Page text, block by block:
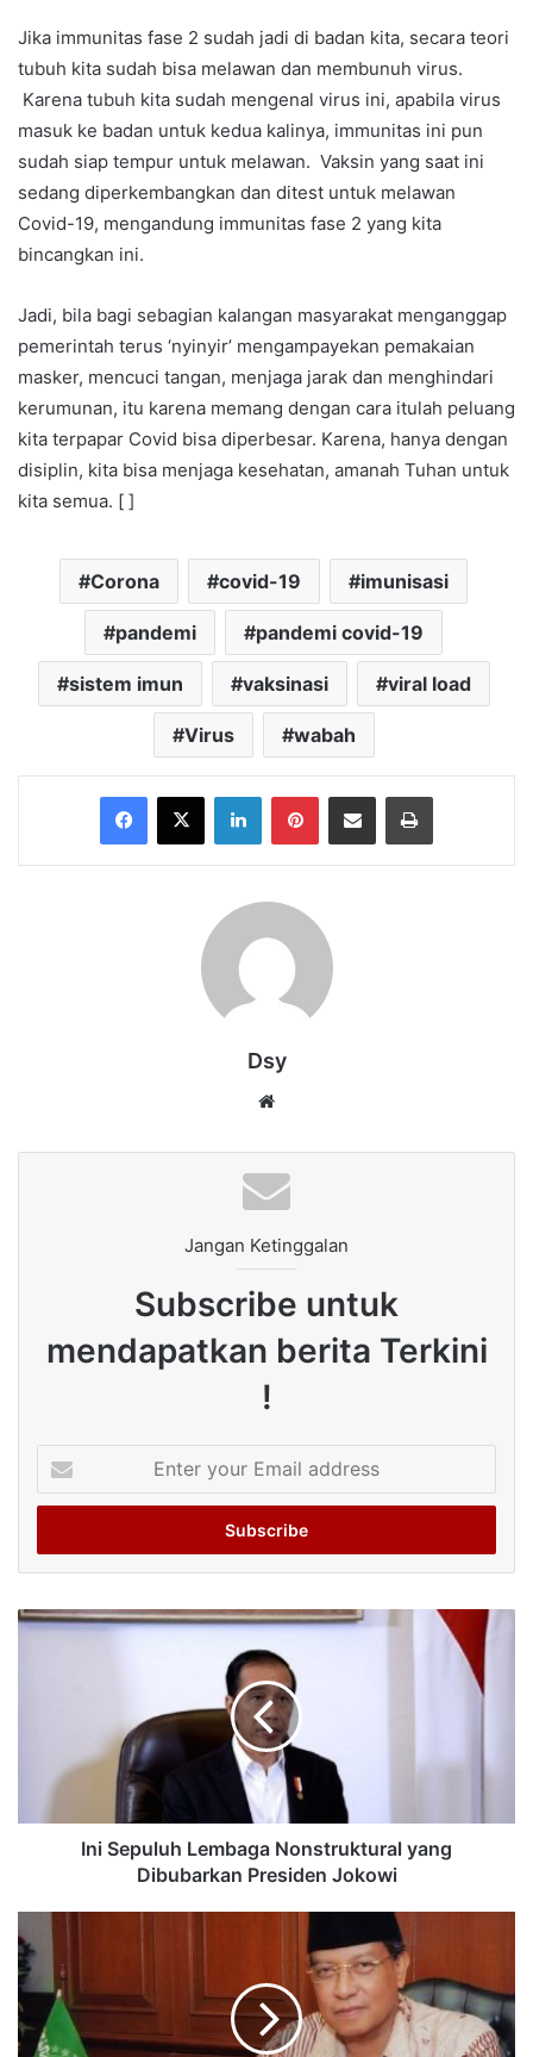
Jika immunitas fase 2 sudah jadi di badan kita, secara teori
tubuh kita sudah bisa melawan dan membunuh virus.
Karena tubuh kita sudah mengenal virus ini, apabila virus
masuk ke badan untuk kedua kalinya, immunitas ini pun
sudah siap tempur untuk melawan. Vaksin yang saat ini
sedang diperkembangkan dan ditest untuk melawan
Covid-19, mengandung immunitas fase 2 yang kita
bincangkan ini.
Jadi, bila bagi sebagian kalangan masyarakat menganggap
pemerintah terus ‘nyinyir’ mengampayekan pemakaian
masker, mencuci tangan, menjaga jarak dan menghindari
kerumunan, itu karena memang dengan cara itulah peluang
kita terpapar Covid bisa diperbesar. Karena, hanya dengan
disiplin, kita bisa menjaga kesehatan, amanah Tuhan untuk
kita semua. [ ]
Corona covid-19 imunisasi
pandemi pandemi covid-19
sistem imun vaksinasi viral load
Virus wabah
Facebook
X LinkedInPinterestShare via Email Print
Dsy
Jangan Ketinggalan
Subscribe untuk
mendapatkan berita Terkini
!
your
Email
Ini Sepuluh Lembaga Nonstruktural yang
Dibubarkan Presiden Jokowi